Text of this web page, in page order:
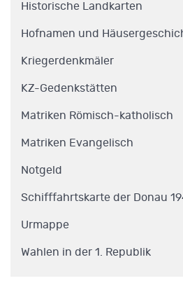
Historische Landkarten
Hofnamen und
Kriegerdenkmäler
KZ-Gedenkstätten
Matriken Römisch-katholisch
Matriken Evangelisch
Notgeld
Schifffahrtskarte der Donau
Urmappe
Wahlen in der 1. Republik